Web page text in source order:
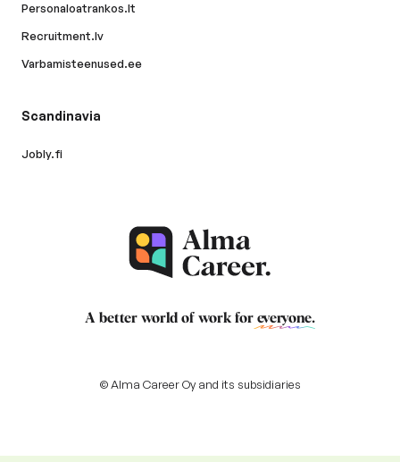
Personaloatrankos.lt
Recruitment.lv
Varbamisteenused.ee
Scandinavia
Jobly.fi
A better world of work for everyone.
© Alma Career Oy and its subsidiaries